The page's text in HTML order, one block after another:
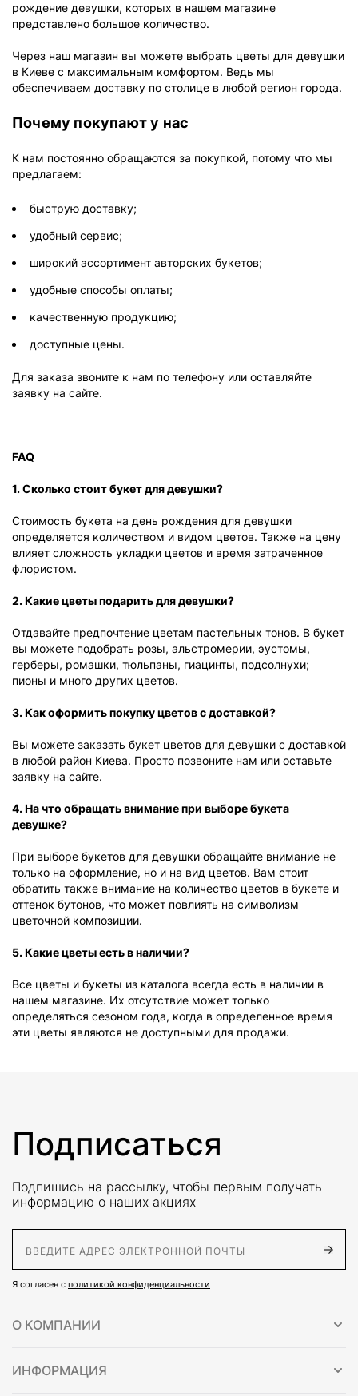
рождение девушки, которых в нашем магазине
представлено большое количество.
Через наш магазин вы можете выбрать цветы для девушки
в Киеве с максимальным комфортом. Ведь мы
обеспечиваем доставку по столице в любой регион города.
Почему покупают у нас
К нам постоянно обращаются за покупкой, потому что мы
предлагаем:
быструю доставку;
удобный сервис;
широкий ассортимент авторских букетов;
удобные способы оплаты;
качественную продукцию;
доступные цены.
Для заказа звоните к нам по телефону или оставляйте
заявку на сайте.
FAQ
1. Сколько стоит букет для девушки?
Стоимость букета на день рождения для девушки
определяется количеством и видом цветов. Также на цену
влияет сложность укладки цветов и время затраченное
флористом.
2. Какие цветы подарить для девушки?
Отдавайте предпочтение цветам пастельных тонов. В букет
вы можете подобрать розы, альстромерии, эустомы,
герберы, ромашки, тюльпаны, гиацинты, подсолнухи;
пионы и много других цветов.
3. Как оформить покупку цветов с доставкой?
Вы можете заказать букет цветов для девушки с доставкой
в любой район Киева. Просто позвоните нам или оставьте
заявку на сайте.
4. На что обращать внимание при выборе букета
девушке?
При выборе букетов для девушки обращайте внимание не
только на оформление, но и на вид цветов. Вам стоит
обратить также внимание на количество цветов в букете и
оттенок бутонов, что может повлиять на символизм
цветочной композиции.
5. Какие цветы есть в наличии?
Все цветы и букеты из каталога всегда есть в наличии в
нашем магазине. Их отсутствие может только
определяться сезоном года, когда в определенное время
эти цветы являются не доступными для продажи.
Подписаться
Подпишись на рассылку, чтобы первым получать
информацию о наших акциях
Я согласен с политикой конфиденциальности
О КОМПАНИИ
ИНФОРМАЦИЯ